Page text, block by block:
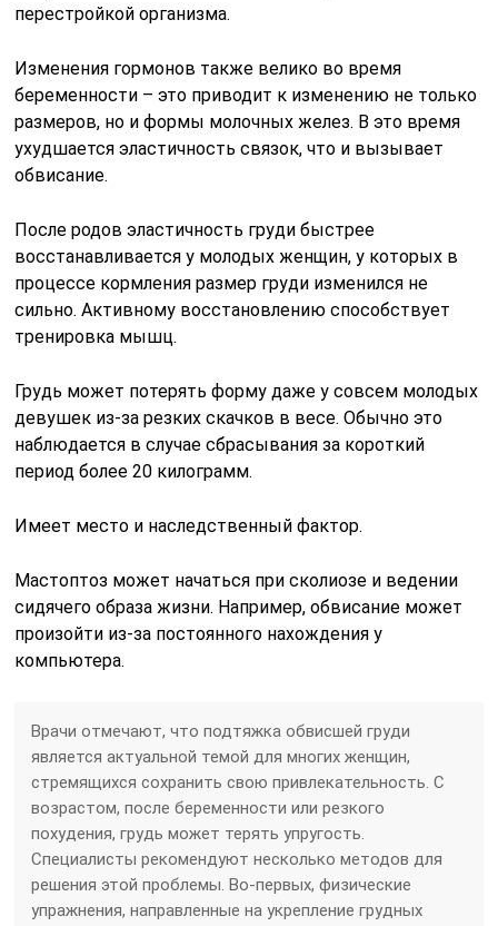
перестройкой организма.
Изменения гормонов также велико во время
беременности – это приводит к изменению не только
размеров, но и формы молочных желез. В это время
ухудшается эластичность связок, что и вызывает
обвисание.
После родов эластичность груди быстрее
восстанавливается у молодых женщин, у которых в
процессе кормления размер груди изменился не
сильно. Активному восстановлению способствует
тренировка мышц.
Грудь может потерять форму даже у совсем молодых
девушек из-за резких скачков в весе. Обычно это
наблюдается в случае сбрасывания за короткий
период более 20 килограмм.
Имеет место и наследственный фактор.
Мастоптоз может начаться при сколиозе и ведении
сидячего образа жизни. Например, обвисание может
произойти из-за постоянного нахождения у
компьютера.
Врачи отмечают, что подтяжка обвисшей груди
является актуальной темой для многих женщин,
стремящихся сохранить свою привлекательность. С
возрастом, после беременности или резкого
похудения, грудь может терять упругость.
Специалисты рекомендуют несколько методов для
решения этой проблемы. Во-первых, физические
упражнения, направленные на укрепление грудных